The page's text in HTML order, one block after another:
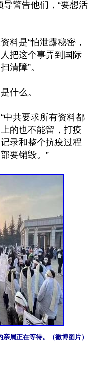
导警告他们，“要想活
料是“怕泄露秘密，
把这个事弄到国际
清障”。
什么。
中共要求所有资料都
的也不能留，打疫
录和整个抗疫过程
要销毁。”
属正在等待。（微博图片）